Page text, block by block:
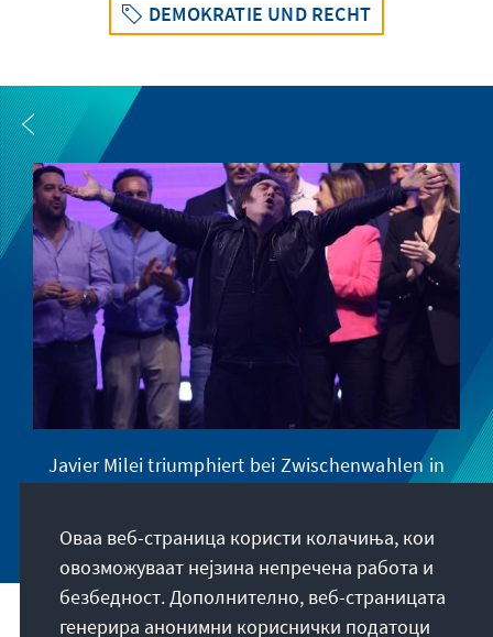
DEMOKRATIE UND RECHT
Javier Milei triumphiert bei Zwischenwahlen in
Оваа веб-страница користи колачиња, кои
овозможуваат нејзина непречена работа и
безбедност. Дополнително, веб-страницата
генерира анонимни кориснички податоци